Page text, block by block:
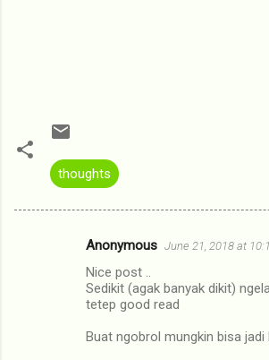
thoughts
Anonymous June 21, 2018 at
Nice post ..
Sedikit (agak banyak dikit)
tetep good read
Buat ngobrol mungkin bisa jadi